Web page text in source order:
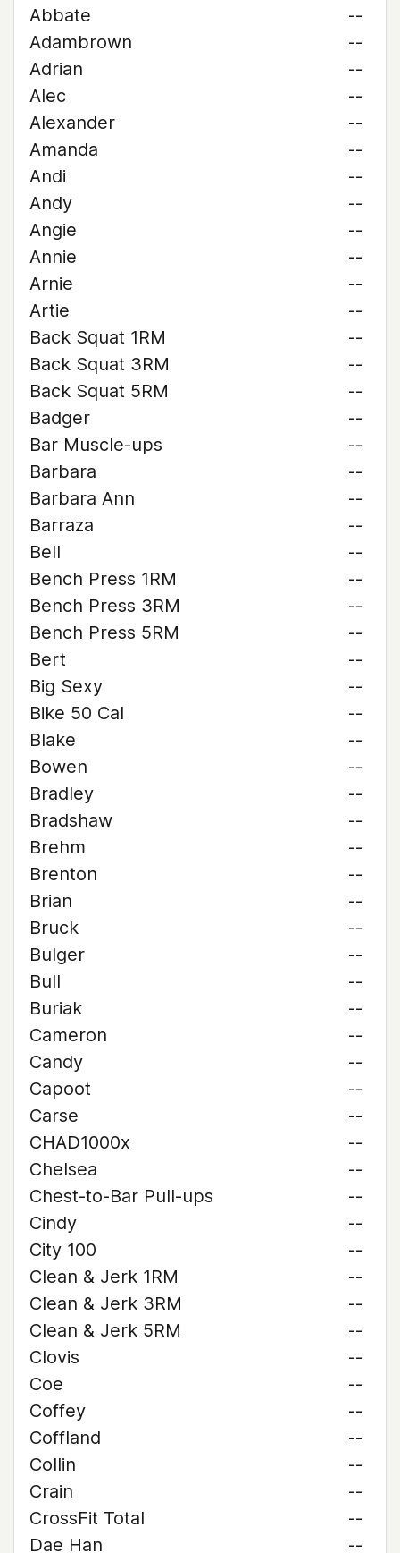
Abbate
--
Adambrown
--
Adrian
--
Alec
--
Alexander
--
Amanda
--
Andi
--
Andy
--
Angie
--
Annie
--
Arnie
--
Artie
--
Back Squat 1RM
--
Back Squat 3RM
--
Back Squat 5RM
--
Badger
--
Bar Muscle-ups
--
Barbara
--
Barbara Ann
--
Barraza
--
Bell
--
Bench Press 1RM
--
Bench Press 3RM
--
Bench Press 5RM
--
Bert
--
Big Sexy
--
Bike 50 Cal
--
Blake
--
Bowen
--
Bradley
--
Bradshaw
--
Brehm
--
Brenton
--
Brian
--
Bruck
--
Bulger
--
Bull
--
Buriak
--
Cameron
--
Candy
--
Capoot
--
Carse
--
CHAD1000x
--
Chelsea
--
Chest-to-Bar Pull-ups
--
Cindy
--
City 100
--
Clean & Jerk 1RM
--
Clean & Jerk 3RM
--
Clean & Jerk 5RM
--
Clovis
--
Coe
--
Coffey
--
Coffland
--
Collin
--
Crain
--
CrossFit Total
--
Dae Han
--